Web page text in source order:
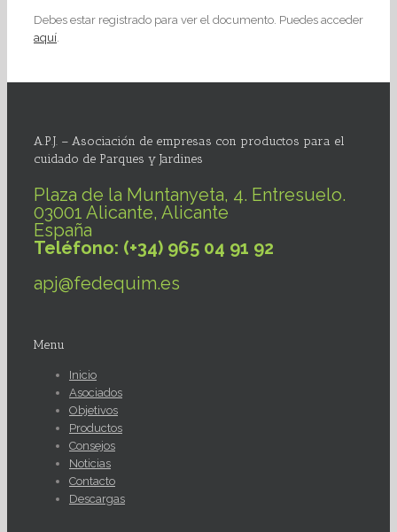
Debes estar registrado para ver el documento. Puedes acceder
aquí.
A.P.J. – Asociación de empresas con productos para el
cuidado de Parques y Jardines
Plaza de la Muntanyeta, 4. Entresuelo.
03001 Alicante, Alicante
España
Teléfono: (+34) 965 04 91 92
apj@fedequim.es
Menu
Inicio
Asociados
Objetivos
Productos
Consejos
Noticias
Contacto
Descargas